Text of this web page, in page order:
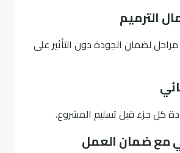
الترميم
لضمان الجودة دون التأثير على
كل جزء قبل تسليم المشروع.
مع ضمان العمل